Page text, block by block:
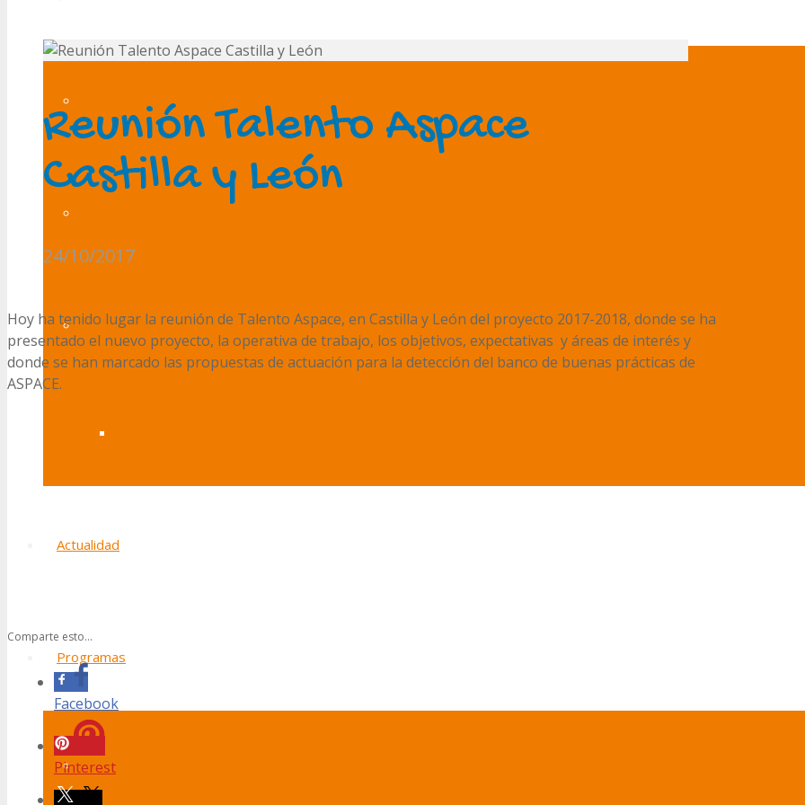
Transparencia
Actualidad
Programas
Ocio y voluntariado
Reunión Talento Aspace
Castilla y León
24/10/2017
Hoy ha tenido lugar la reunión de Talento Aspace, en Castilla y León del proyecto 2017-2018, donde se ha
presentado el nuevo proyecto, la operativa de trabajo, los objetivos, expectativas y áreas de interés y
donde se han marcado las propuestas de actuación para la detección del banco de buenas prácticas de
ASPACE.
Comparte esto...
Facebook
Pinterest